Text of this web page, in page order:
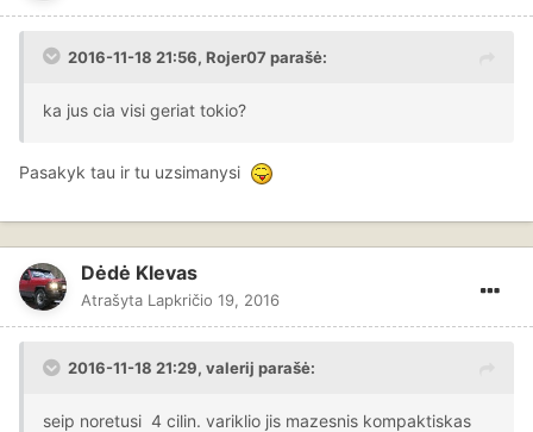
2016-11-18 21:56, Rojer07 parašė:
ka jus cia visi geriat tokio?
Pasakyk tau ir tu uzsimanysi
Dėdė Klevas
Atrašyta Lapkričio 19, 2016
2016-11-18 21:29, valerij parašė:
seip noretusi 4 cilin. variklio jis mazesnis kompaktiskas